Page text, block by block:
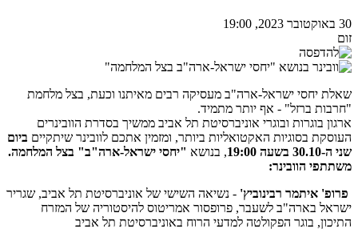
30 באוקטובר 2023, 19:00
זום
שאלת יחסי ישראל-ארה"ב מעסיקה רבים מאיתנו וכעת, בצל מלחמת
"חרבות ברזל" - אף יותר מתמיד.
ארגון בוגרות ובוגרי אוניברסיטת תל אביב ממשיך בסדרת הוובינרים
העוסקת בסוגיות האקטואליות ביותר, ומזמין אתכם לוובינר שיתקיים ביום
שני ה-30.10 בשעה 19:00
, בנושא "יחסי ישראל-ארה"ב" בצל המלחמה.
משתתפי הוובינר:
פרופ' איתמר רבינוביץ' - נשיאה השישי של אוניברסיטת תל אביב, שגריר
ישראל בארה"ב לשעבר, פרופסור אמריטוס להיסטוריה של המזרח
התיכון, בוגר הפקולטה למדעי הרוח באוניברסיטת תל אביב